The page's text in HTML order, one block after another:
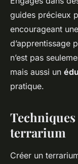
guides précieux
encourageant une
d’apprentissage
n’est pas
mais aussi un
pratique.
terrarium
Créer un